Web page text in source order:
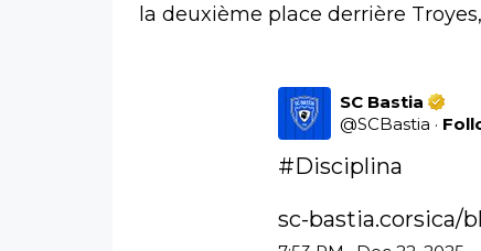
la deuxième place derrière
SC Bastia
@SCBastia ·
#Disciplina
sc-bastia.corsica/